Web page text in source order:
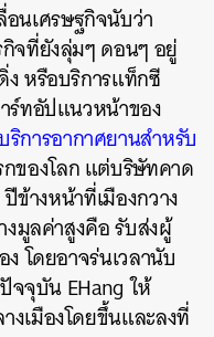
นเศรษฐกิจนับว่า
จที่ยังลุ่มๆ ดอนๆ อยู่
หรือบริการแท็กซี
ร์ทอัปแนวหน้าของ
การอากาศยานสำหรับ
กของโลก แต่บริษัทคาด
ข้างหน้าที่เมืองกวาง
งมูลค่าสูงคือ รับส่งผู้
โดยอาจร่นเวลานับ
จจุบัน EHang ให้
งเมืองโดยขึ้นและลงที่